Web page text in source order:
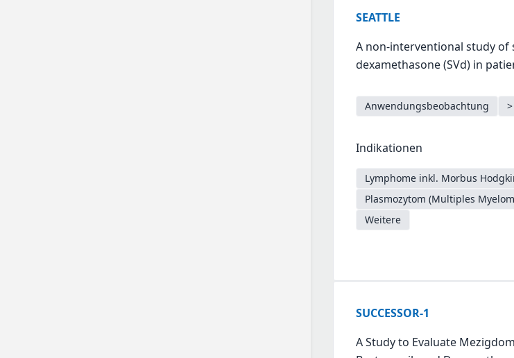
SEATTLE
A non-interventional study
dexamethasone (SVd) in
Anwendungsbeobachtung
Indikationen
Lymphome inkl. Morbus
Plasmozytom (Multiples
Weitere
SUCCESSOR-1
A Study to Evaluate